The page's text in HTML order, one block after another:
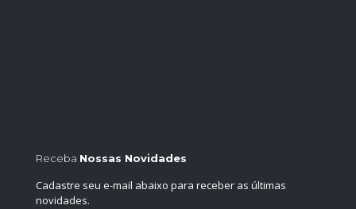
Receba Nossas Novidades
Cadastre seu e-mail abaixo para receber as últimas
novidades.